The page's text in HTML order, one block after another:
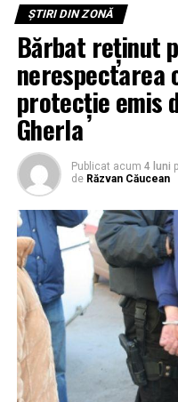
ŞTIRI DIN ZONĂ
Bărbat reținut
nerespectarea
protecție emis
Gherla
Publicat acum 4 luni
de Răzvan Căucean